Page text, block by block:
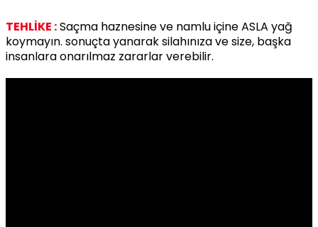
TEHLİKE :Saçma haznesine ve namlu içine ASLA yağ
koymayın. sonuçta yanarak silahınıza ve size, başka
insanlara onarılmaz zararlar verebilir.